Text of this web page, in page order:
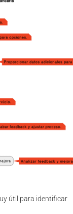
útil para identificar